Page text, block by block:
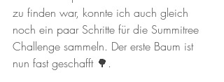
zu finden war, konnte ich auch gleich
noch ein paar Schritte für die Summitree
Challenge sammeln. Der erste Baum ist
nun fast geschafft 🌳.